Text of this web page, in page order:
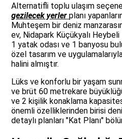
Alternatifli toplu ulaşım
gezilecek yerler planı
Muhteşem bir deniz
ev, Nidapark Küçükyalı
1 yatak odası ve 1 banyosu
özel tasarım ve
halini almıştır.
Lüks ve konforlu bir yaşam
ve brüt 60 metrekare
ve 2 kişilik konaklama
önemli özelliklerinden birisi
detaylı planları "Kat Planı"